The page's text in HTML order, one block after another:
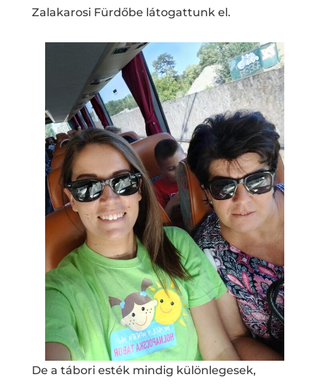
Zalakarosi Fürdőbe látogattunk el.
De a tábori esték mindig különlegesek,